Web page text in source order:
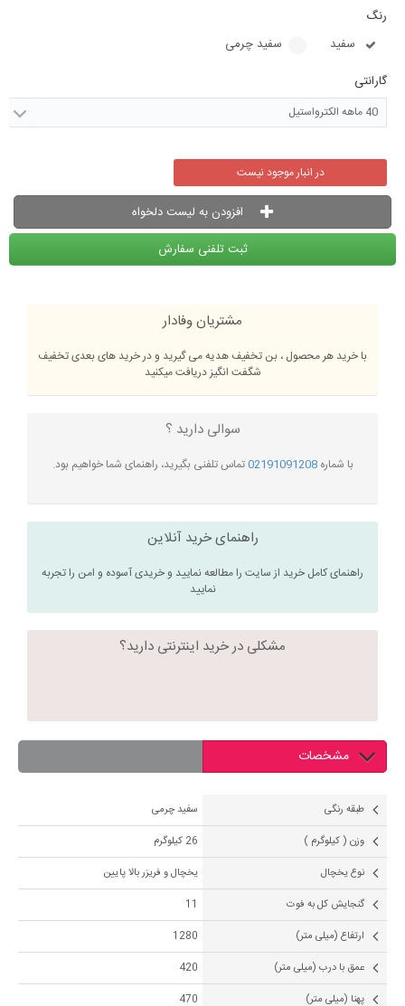
رنگ
سفید
سفید چرمی
گارانتی
40 ماهه الکترواستیل
در انبار موجود نیست
افزودن به لیست دلخواه
ثبت تلفنی سفارش
مشتریان وفادار
با خرید هر محصول ، بن تخفیف هدیه می گیرید و در خرید های بعدی تخفیف
شگفت انگیز دریافت میکنید
سوالی دارید ؟
با شماره02191091208تماس تلفنی بگیرید، راهنمای شما خواهیم بود.
راهنمای خرید آنلاین
راهنمای کامل خرید از سایت را مطالعه نمایید و خریدی آسوده و امن را تجربه
نمایید
مشکلی در خرید اینترنتی دارید؟
مشخصات
طبقه رنگی
سفید چرمی
وزن ( کیلوگرم )
26 کیلوگرم
نوع یخچال
یخچال و فریزر بالا پایین
گنجایش کل به فوت
11
ارتفاع (میلی متر)
1280
عمق با درب (میلی متر)
420
پهنا (میلی متر)
470